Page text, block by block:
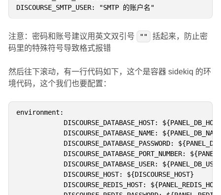
注意：密码和账号建议用英文双引号 ""
括起来，防止密
码里的特殊符号导致格式报错
然后往下滚动，有一行代码如下，这个是容器 sidekiq 的环
境代码，这个我们也要配置：
environment:
DISCOURSE_DATABASE_HOST:
DISCOURSE_DATABASE_NAME:
DISCOURSE_DATABASE_PASSWORD:
DISCOURSE_DATABASE_PORT_NUMBER:
DISCOURSE_DATABASE_USER:
DISCOURSE_HOST: ${DISCOURSE_HOST}
DISCOURSE_REDIS_HOST: